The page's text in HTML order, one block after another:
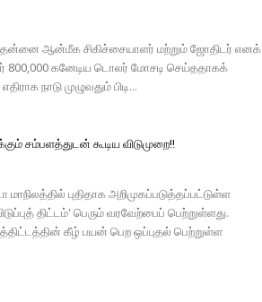
ஆன்மீக சிகிச்சையாளர் மற்றும் ஜோதிடர் எனக்
800,000 கனேடிய டொலர் மோசடி செய்ததாகக்
நாடு முழுவதும் பிடி...
சம்பளத்துடன் கூடிய விடுமுறை!!
புதிதாக அறிமுகப்படுத்தப்பட்டுள்ள
திட்டம்' பெரும் வரவேற்பைப் பெற்றுள்ளது.
கீழ் பயன் பெற ஒப்புதல் பெற்றுள்ள